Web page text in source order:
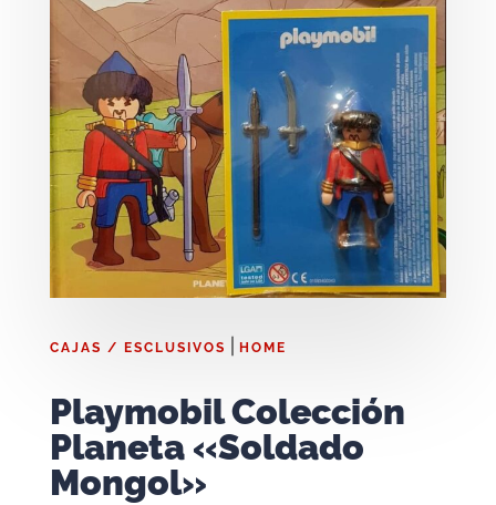
CAJAS / ESCLUSIVOS HOME
Playmobil Colección
Planeta «Soldado
Mongol»